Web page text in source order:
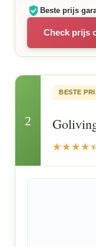
Beste prijs
Check prijs
2
BESTE